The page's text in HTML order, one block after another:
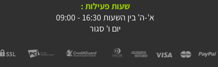
שעות פעילות :
א'-ה' בין השעות 16:30 - 09:00
יום ו' סגור